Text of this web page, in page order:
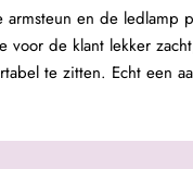
armsteun en de ledlamp
voor de klant lekker
te zitten. Echt een